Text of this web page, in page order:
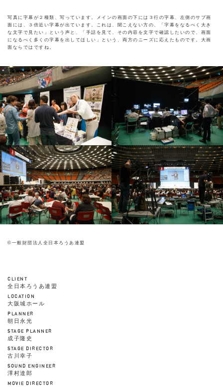
写真に字幕が２種類、写っています。メインの画面の下には３行の字幕、左側のサブ画
面には、３倍近い字幕が出ています。これは、聞こえない方の、「字幕をなるべく大き
な文字で見たい」という声と、「手話を見て、その内容を文字で確認したいので、画面
になるべく多くの字幕を出してほしい」という、両方のニーズに応えたものです。大画
面ならではですね。
©一般財団法人全日本ろうあ連盟
CLIENT
全日本ろうあ連盟
LOCATION
大阪城ホール
PLANNER
朝日永光
STAGE PLANNER
成子隆史
STAGE DIRECTOR
古川幸子
SOUND ENGINEER
澤村達郎
MOVIE DIRECTOR